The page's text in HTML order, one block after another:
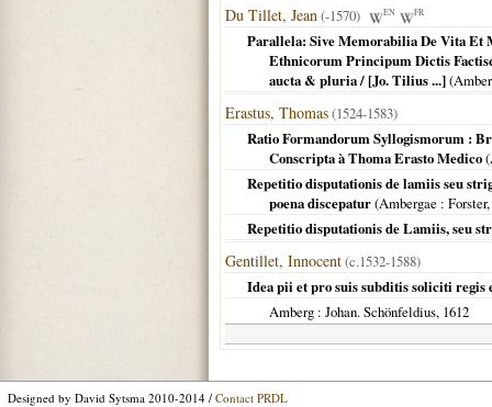
Du Tillet, Jean(-1570) EN FR
Parallela: Sive Memorabilia De Vita
Ethnicorum Principum Dictis
aucta & pluria / [Jo. Tilius ...](
Erastus, Thomas(1524-1583)
Ratio Formandorum Syllogismorum :
Conscripta à Thoma Erasto Medico(
Repetitio disputationis de lamiis seu
poena discepatur(Ambergae : Forster,
Repetitio disputationis de Lamiis, seu
Gentillet, Innocent(c.1532-1588)
Idea pii et pro suis subditis soliciti regis
Amberg : Johan. Schönfeldius, 1612
Designed by David Sytsma 2010-2014 / Contact PRDL